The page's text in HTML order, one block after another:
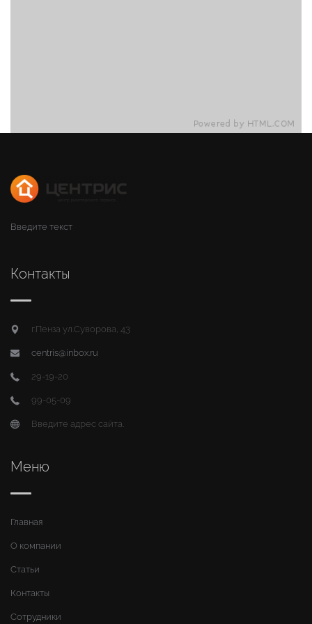
Введите текст
Контакты
г.Пенза ул.Суворова, 43
centris@inbox.ru
29-19-20
99-05-09
Введите адрес сайта.
Меню
Главная
О компании
Статьи
Контакты
Сотрудники